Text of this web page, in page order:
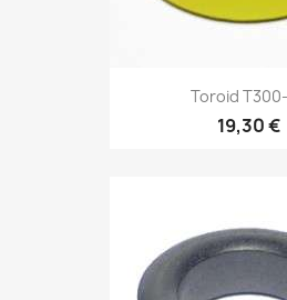
Toroid
19,30 €